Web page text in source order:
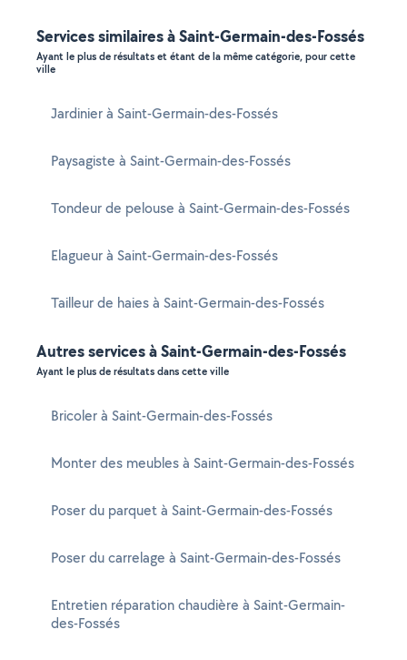
Services similaires à Saint-Germain-des-Fossés
Ayant le plus de résultats et étant de la même catégorie, pour cette
ville
Jardinier à Saint-Germain-des-Fossés
Paysagiste à Saint-Germain-des-Fossés
Tondeur de pelouse à Saint-Germain-des-Fossés
Elagueur à Saint-Germain-des-Fossés
Tailleur de haies à Saint-Germain-des-Fossés
Autres services à Saint-Germain-des-Fossés
Ayant le plus de résultats dans cette ville
Bricoler à Saint-Germain-des-Fossés
Monter des meubles à Saint-Germain-des-Fossés
Poser du parquet à Saint-Germain-des-Fossés
Poser du carrelage à Saint-Germain-des-Fossés
Entretien réparation chaudière à Saint-Germain-
des-Fossés